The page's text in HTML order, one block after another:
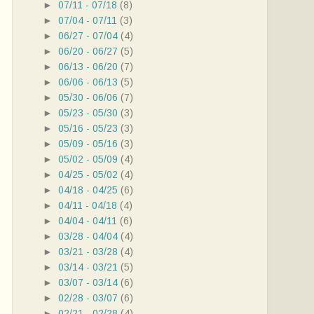
► 07/11 - 07/18 (8)
► 07/04 - 07/11 (3)
► 06/27 - 07/04 (4)
► 06/20 - 06/27 (5)
► 06/13 - 06/20 (7)
► 06/06 - 06/13 (5)
► 05/30 - 06/06 (7)
► 05/23 - 05/30 (3)
► 05/16 - 05/23 (3)
► 05/09 - 05/16 (3)
► 05/02 - 05/09 (4)
► 04/25 - 05/02 (4)
► 04/18 - 04/25 (6)
► 04/11 - 04/18 (4)
► 04/04 - 04/11 (6)
► 03/28 - 04/04 (4)
► 03/21 - 03/28 (4)
► 03/14 - 03/21 (5)
► 03/07 - 03/14 (6)
► 02/28 - 03/07 (6)